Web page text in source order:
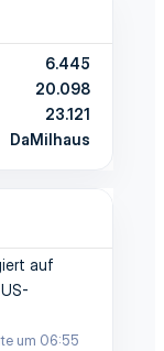
6.445
20.098
23.121
DaMilhaus
auf
um 06:55